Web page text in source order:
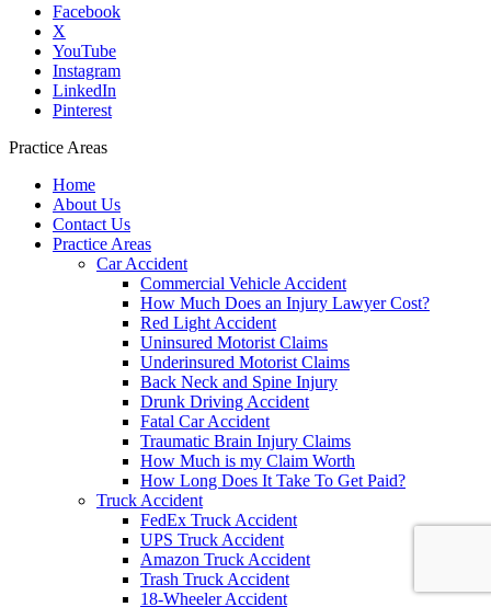
Facebook
X
YouTube
Instagram
LinkedIn
Pinterest
Practice Areas
Home
About Us
Contact Us
Practice Areas
Car Accident
Commercial Vehicle Accident
How Much Does an Injury Lawyer Cost?
Red Light Accident
Uninsured Motorist Claims
Underinsured Motorist Claims
Back Neck and Spine Injury
Drunk Driving Accident
Fatal Car Accident
Traumatic Brain Injury Claims
How Much is my Claim Worth
How Long Does It Take To Get Paid?
Truck Accident
FedEx Truck Accident
UPS Truck Accident
Amazon Truck Accident
Trash Truck Accident
18-Wheeler Accident